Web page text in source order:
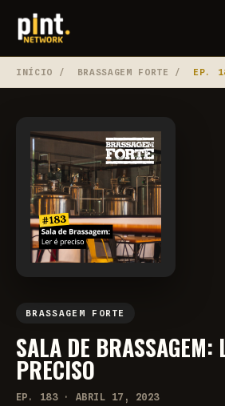
INÍCIO / BRASSAGEM FORTE / EP.
BRASSAGEM FORTE
SALA DE BRASSAGEM:
PRECISO
EP. 183 · ABRIL 17, 2023